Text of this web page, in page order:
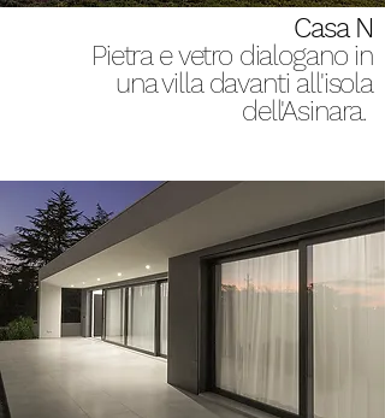
Casa N
Pietra e vetro dialogano in
una villa davanti all'isola
dell'Asinara.